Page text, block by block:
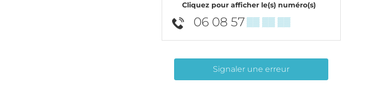
Cliquez pour afficher le(s) numéro(s)
06 08 57▒▒ ▒▒ ▒▒
Signaler une erreur